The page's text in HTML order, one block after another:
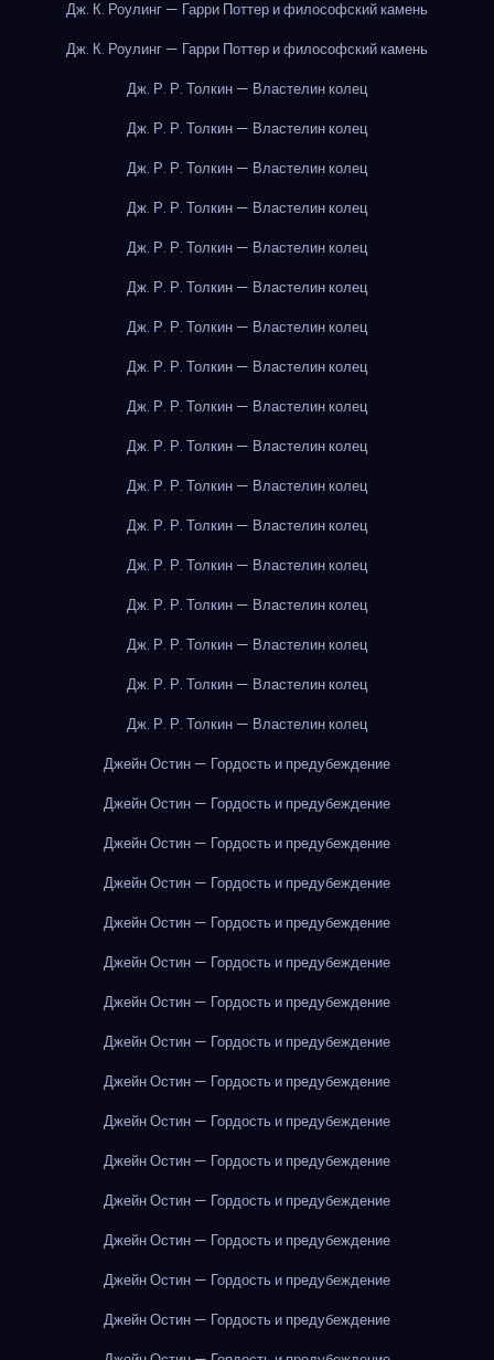
Дж. К. Роулинг — Гарри Поттер и философский камень
Дж. К. Роулинг — Гарри Поттер и философский камень
Дж. Р. Р. Толкин — Властелин колец
Дж. Р. Р. Толкин — Властелин колец
Дж. Р. Р. Толкин — Властелин колец
Дж. Р. Р. Толкин — Властелин колец
Дж. Р. Р. Толкин — Властелин колец
Дж. Р. Р. Толкин — Властелин колец
Дж. Р. Р. Толкин — Властелин колец
Дж. Р. Р. Толкин — Властелин колец
Дж. Р. Р. Толкин — Властелин колец
Дж. Р. Р. Толкин — Властелин колец
Дж. Р. Р. Толкин — Властелин колец
Дж. Р. Р. Толкин — Властелин колец
Дж. Р. Р. Толкин — Властелин колец
Дж. Р. Р. Толкин — Властелин колец
Дж. Р. Р. Толкин — Властелин колец
Дж. Р. Р. Толкин — Властелин колец
Дж. Р. Р. Толкин — Властелин колец
Джейн Остин — Гордость и предубеждение
Джейн Остин — Гордость и предубеждение
Джейн Остин — Гордость и предубеждение
Джейн Остин — Гордость и предубеждение
Джейн Остин — Гордость и предубеждение
Джейн Остин — Гордость и предубеждение
Джейн Остин — Гордость и предубеждение
Джейн Остин — Гордость и предубеждение
Джейн Остин — Гордость и предубеждение
Джейн Остин — Гордость и предубеждение
Джейн Остин — Гордость и предубеждение
Джейн Остин — Гордость и предубеждение
Джейн Остин — Гордость и предубеждение
Джейн Остин — Гордость и предубеждение
Джейн Остин — Гордость и предубеждение